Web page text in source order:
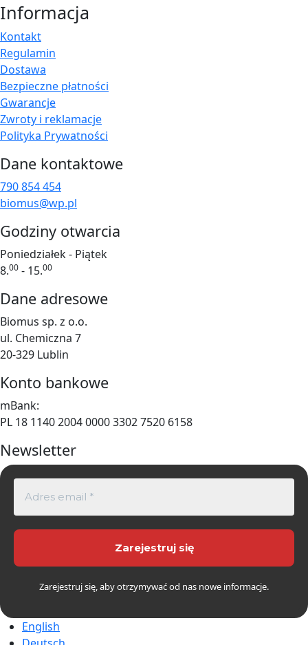
Informacja
Kontakt
Regulamin
Dostawa
Bezpieczne płatności
Gwarancje
Zwroty i reklamacje
Polityka Prywatności
Dane kontaktowe
790 854 454
biomus@wp.pl
Godziny otwarcia
Poniedziałek - Piątek
8.00 - 15.00
Dane adresowe
Biomus sp. z o.o.
ul. Chemiczna 7
20-329 Lublin
Konto bankowe
mBank:
PL 18 1140 2004 0000 3302 7520 6158
Newsletter
Zarejestruj się, aby otrzymywać od nas nowe informacje.
English